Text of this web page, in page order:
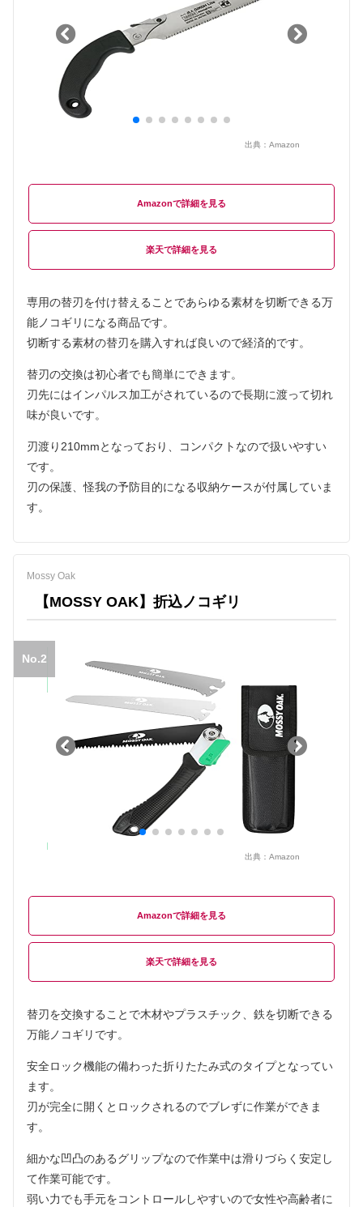
出典： Amazon
Amazon
楽天
専用の替刃を付け替えることであらゆる素材を切断できる万
能ノコギリになる商品です。
切断する素材の替刃を購入すれば良いので経済的です。
替刃の交換は初心者でも簡単にできます。
刃先にはインパルス加工がされているので長期に渡って切れ
味が良いです。
刃渡り210mmとなっており、コンパクトなので扱いやすい
です。
刃の保護、怪我の予防目的になる収納ケースが付属していま
す。
Mossy Oak
【MOSSY OAK】折込ノコギリ
No.2
出典： Amazon
Amazon
楽天
替刃を交換することで木材やプラスチック、鉄を切断できる
万能ノコギリです。
安全ロック機能の備わった折りたたみ式のタイプとなってい
ます。
刃が完全に開くとロックされるのでブレずに作業ができま
す。
細かな凹凸のあるグリップなので作業中は滑りづらく安定し
て作業可能です。
弱い力でも手元をコントロールしやすいので女性や高齢者に